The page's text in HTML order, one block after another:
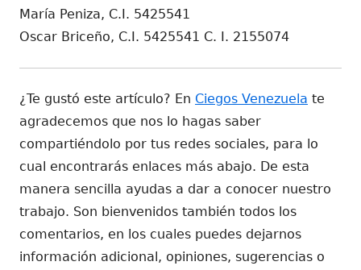
María Peniza, C.I. 5425541
Oscar Briceño, C.I. 5425541 C. I. 2155074
¿Te gustó este artículo? En Ciegos Venezuela te
agradecemos que nos lo hagas saber
compartiéndolo por tus redes sociales, para lo
cual encontrarás enlaces más abajo. De esta
manera sencilla ayudas a dar a conocer nuestro
trabajo. Son bienvenidos también todos los
comentarios, en los cuales puedes dejarnos
información adicional, opiniones, sugerencias o